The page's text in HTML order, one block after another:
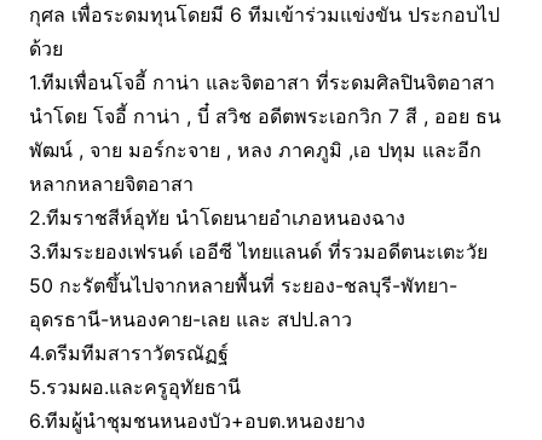
กุศล เพื่อระดมทุนโดยมี 6 ทีมเข้าร่วมแข่งขัน ประกอบไป
ด้วย
1.ทีมเพื่อนโจอี้ กาน่า และจิตอาสา ที่ระดมศิลปินจิตอาสา
นำโดย โจอี้ กาน่า , บี๋ สวิช อดีตพระเอกวิก 7 สี , ออย ธน
พัฒน์ , จาย มอร์กะจาย , หลง ภาคภูมิ ,เอ ปทุม และอีก
หลากหลายจิตอาสา
2.ทีมราชสีห์อุทัย นำโดยนายอำเภอหนองฉาง
3.ทีมระยองเฟรนด์ เออีซี ไทยแลนด์ ที่รวมอดีตนะเตะวัย
50 กะรัตขึ้นไปจากหลายพื้นที่ ระยอง-ชลบุรี-พัทยา-
อุดรธานี-หนองคาย-เลย และ สปป.ลาว
4.ดรีมทีมสาราวัตรณัฏฐ์
5.รวมผอ.และครูอุทัยธานี
6.ทีมผู้นำชุมชนหนองบัว+อบต.หนองยาง